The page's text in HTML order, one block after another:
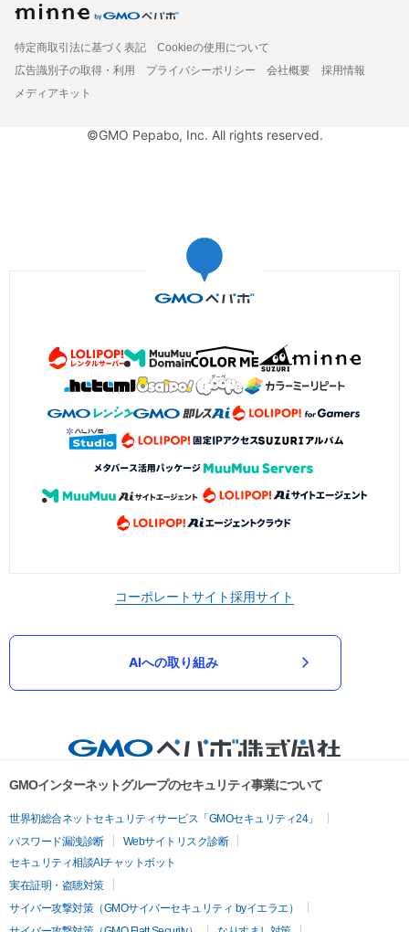
特定商取引法に基づく表記
Cookieの使用について
広告識別子の取得・利用
プライバシーポリシー 会社概要
採用情報
メディアキット
©GMO Pepabo, Inc. All rights reserved.
コーポレートサイト採用サイト
AIへの取り組み
GMOインターネットグループのセキュリティ事業について
世界初総合ネットセキュリティサービス「GMOセキュリティ24」
パスワード漏洩診断
Webサイトリスク診断
セキュリティ相談AIチャットボット
実在証明・盗聴対策
サイバー攻撃対策（GMOサイバーセキュリティ byイエラエ）